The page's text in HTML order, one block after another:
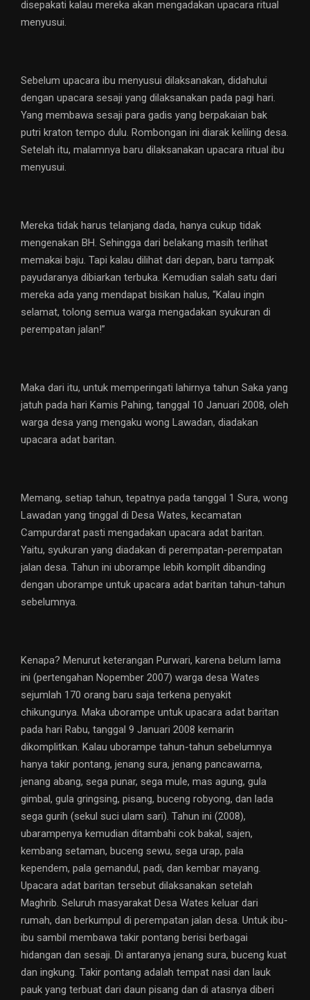
disepakati kalau mereka akan mengadakan upacara ritual
menyusui.
Sebelum upacara ibu menyusui dilaksanakan, didahului
dengan upacara sesaji yang dilaksanakan pada pagi hari.
Yang membawa sesaji para gadis yang berpakaian bak
putri kraton tempo dulu. Rombongan ini diarak keliling desa.
Setelah itu, malamnya baru dilaksanakan upacara ritual ibu
menyusui.
Mereka tidak harus telanjang dada, hanya cukup tidak
mengenakan BH. Sehingga dari belakang masih terlihat
memakai baju. Tapi kalau dilihat dari depan, baru tampak
payudaranya dibiarkan terbuka. Kemudian salah satu dari
mereka ada yang mendapat bisikan halus, “Kalau ingin
selamat, tolong semua warga mengadakan syukuran di
perempatan jalan!”
Maka dari itu, untuk memperingati lahirnya tahun Saka yang
jatuh pada hari Kamis Pahing, tanggal 10 Januari 2008, oleh
warga desa yang mengaku wong Lawadan, diadakan
upacara adat baritan.
Memang, setiap tahun, tepatnya pada tanggal 1 Sura, wong
Lawadan yang tinggal di Desa Wates, kecamatan
Campurdarat pasti mengadakan upacara adat baritan.
Yaitu, syukuran yang diadakan di perempatan-perempatan
jalan desa. Tahun ini uborampe lebih komplit dibanding
dengan uborampe untuk upacara adat baritan tahun-tahun
sebelumnya.
Kenapa? Menurut keterangan Purwari, karena belum lama
ini (pertengahan Nopember 2007) warga desa Wates
sejumlah 170 orang baru saja terkena penyakit
chikungunya. Maka uborampe untuk upacara adat baritan
pada hari Rabu, tanggal 9 Januari 2008 kemarin
dikomplitkan. Kalau uborampe tahun-tahun sebelumnya
hanya takir pontang, jenang sura, jenang pancawarna,
jenang abang, sega punar, sega mule, mas agung, gula
gimbal, gula gringsing, pisang, buceng robyong, dan lada
sega gurih (sekul suci ulam sari). Tahun ini (2008),
ubarampenya kemudian ditambahi cok bakal, sajen,
kembang setaman, buceng sewu, sega urap, pala
kependem, pala gemandul, padi, dan kembar mayang.
Upacara adat baritan tersebut dilaksanakan setelah
Maghrib. Seluruh masyarakat Desa Wates keluar dari
rumah, dan berkumpul di perempatan jalan desa. Untuk ibu-
ibu sambil membawa takir pontang berisi berbagai
hidangan dan sesaji. Di antaranya jenang sura, buceng kuat
dan ingkung. Takir pontang adalah tempat nasi dan lauk
pauk yang terbuat dari daun pisang dan di atasnya diberi